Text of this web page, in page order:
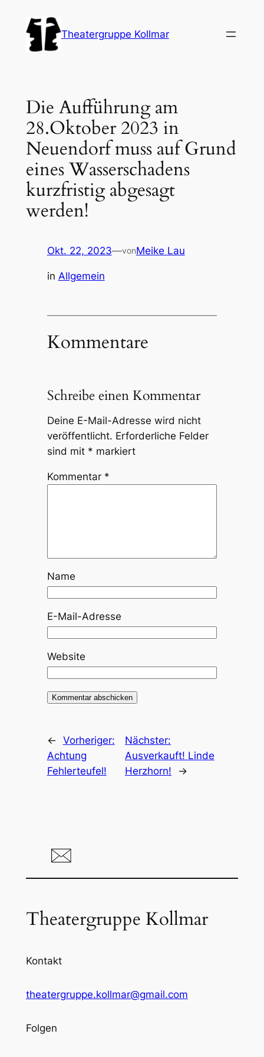
Inhalt
springen
Theatergruppe Kollmar
Die Aufführung am
28.Oktober 2023 in
Neuendorf muss auf Grund
eines Wasserschadens
kurzfristig abgesagt
werden!
Okt. 22, 2023—vonMeike Lau
in Allgemein
Kommentare
Schreibe einen Kommentar
Deine E-Mail-Adresse wird nicht
veröffentlicht. Erforderliche Felder
sind mit * markiert
Kommentar *
Name
E-Mail-Adresse
Website
← Vorheriger:
Achtung
Fehlerteufel!
Nächster:
Ausverkauft! Linde
Herzhorn!
→
Theatergruppe Kollmar
Kontakt
theatergruppe.kollmar@gmail.com
Folgen